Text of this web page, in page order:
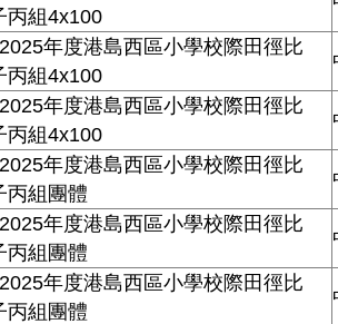
丙組4x100
年度港島西區小學校際田徑比
丙組4x100
年度港島西區小學校際田徑比
丙組4x100
年度港島西區小學校際田徑比
丙組團體
年度港島西區小學校際田徑比
丙組團體
年度港島西區小學校際田徑比
丙組團體